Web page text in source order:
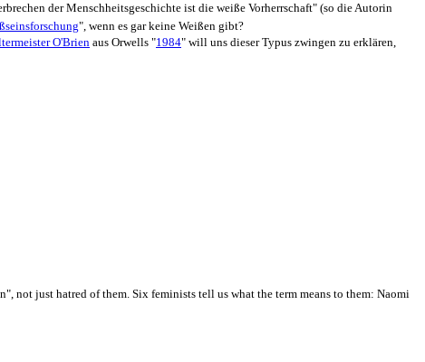
der Menschheits­geschichte ist die weiße Vorherrschaft" (so die Autorin
", wenn es gar keine Weißen gibt?
O'Brien aus Orwells "1984" will uns dieser Typus zwingen zu erklären,
not just hatred of them. Six feminists tell us what the term means to them: Naomi